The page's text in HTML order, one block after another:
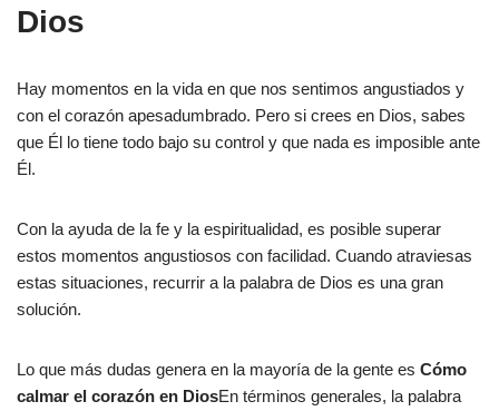
Dios
Hay momentos en la vida en que nos sentimos angustiados y
con el corazón apesadumbrado. Pero si crees en Dios, sabes
que Él lo tiene todo bajo su control y que nada es imposible ante
Él.
Con la ayuda de la fe y la espiritualidad, es posible superar
estos momentos angustiosos con facilidad. Cuando atraviesas
estas situaciones, recurrir a la palabra de Dios es una gran
solución.
Lo que más dudas genera en la mayoría de la gente es Cómo
calmar el corazón en DiosEn términos generales, la palabra